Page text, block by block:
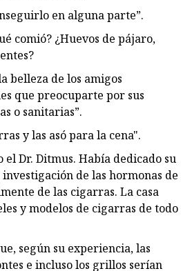
en alguna parte”.
comió? ¿Huevos de pájaro,
belleza de los amigos
que preocuparte por sus
o sanitarias”.
y las asó para la cena".
Dr. Ditmus. Había dedicado su
de las hormonas de
de las cigarras. La casa
y modelos de cigarras de todo
según su experiencia, las
e incluso los grillos serían